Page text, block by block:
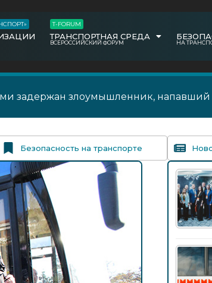
ТРАНСПОРТНАЯ СРЕДА
ВСЕРОССИЙСКИЙ ФОРУМ
T-FORUM
НА
задержан злоумышленник, напавший
Безопасность на транспорте